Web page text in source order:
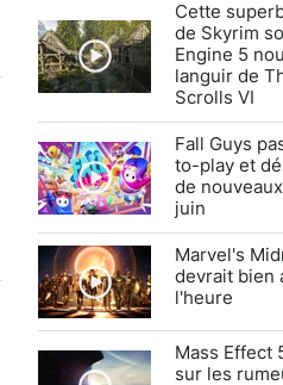
Cette
de Skyrim
Engine 5
languir de
Scrolls VI
Fall Guys
to-play et
de
juin
Marvel's
devrait bien
l'heure
Mass Effect
sur les